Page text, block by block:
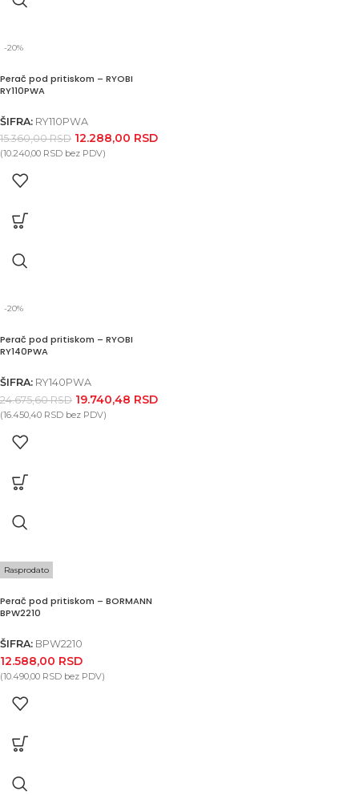
-20%
Perač pod pritiskom – RYOBI
RY110PWA
ŠIFRA: RY110PWA
15.360,00RSD 12.288,00 RSD
(10.240,00 RSD bez PDV)
-20%
Perač pod pritiskom – RYOBI
RY140PWA
ŠIFRA: RY140PWA
24.675,60RSD 19.740,48 RSD
(16.450,40 RSD bez PDV)
Rasprodato
Perač pod pritiskom – BORMANN
BPW2210
ŠIFRA: BPW2210
12.588,00 RSD
(10.490,00 RSD bez PDV)